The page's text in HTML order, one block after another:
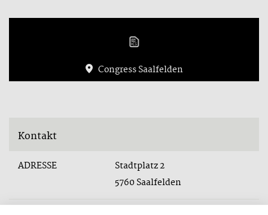
Congress Saalfelden
Kontakt
ADRESSE
Stadtplatz 2
5760 Saalfelden